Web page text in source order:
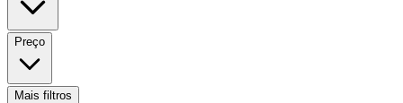
Preço
Mais filtros